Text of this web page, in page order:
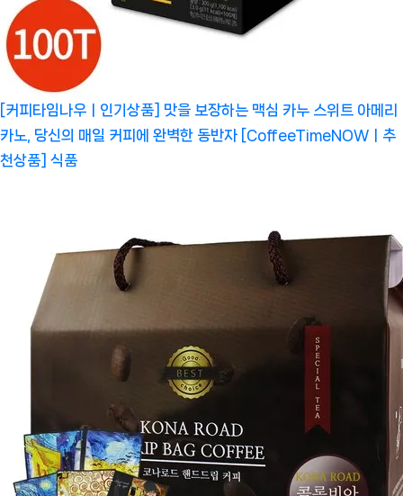
[커피타임나우ㅣ인기상품] 맛을 보장하는 맥심 카누 스위트 아메리
카노, 당신의 매일 커피에 완벽한 동반자 [CoffeeTimeNOWㅣ추
천상품] 식품